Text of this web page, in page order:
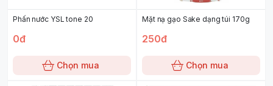
Phấn nước YSL tone 20
0đ
Chọn mua
Mặt nạ gạo Sake dạng túi 170g
250đ
Chọn mua